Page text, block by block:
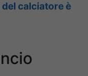
calciatore è